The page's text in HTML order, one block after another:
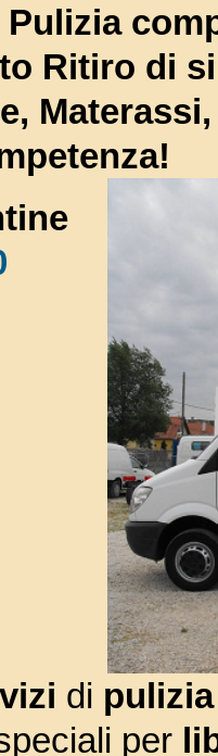
Pulizia
Ritiro di
di
per